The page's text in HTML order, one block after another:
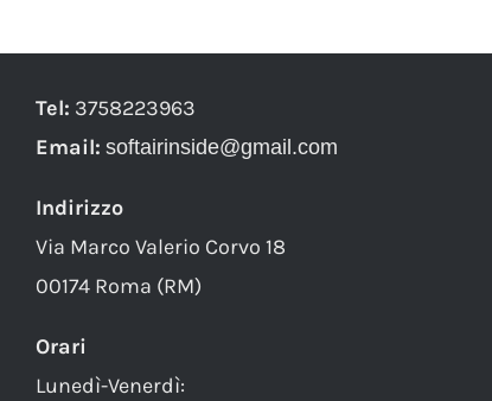
Tel: 3758223963
Email: softairinside@gmail.com
Indirizzo
Via Marco Valerio Corvo 18
00174 Roma (RM)
Orari
Lunedì-Venerdì: